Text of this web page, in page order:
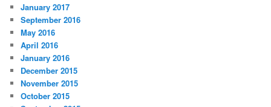
January 2017
September 2016
May 2016
April 2016
January 2016
December 2015
November 2015
October 2015